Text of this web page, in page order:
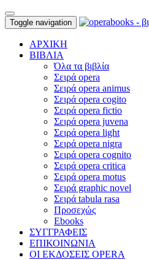
Toggle navigation
ΑΡΧΙΚΗ
ΒΙΒΛΙΑ
Όλα τα βιβλία
Σειρά opera
Σειρά opera animus
Σειρά opera cogito
Σειρά opera fictio
Σειρά opera juvena
Σειρά opera light
Σειρά opera nigra
Σειρά opera cognito
Σειρά opera critica
Σειρά opera motus
Σειρά graphic novel
Σειρά tabula rasa
Προσεχώς
Ebooks
ΣΥΓΓΡΑΦΕΙΣ
ΕΠΙΚΟΙΝΩΝΙΑ
ΟΙ ΕΚΔΟΣΕΙΣ OPERA